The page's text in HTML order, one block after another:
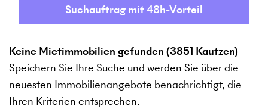
Suchauftrag mit 48h-Vorteil
Keine Mietimmobilien gefunden (3851 Kautzen)
Speichern Sie Ihre Suche und werden Sie über die
neuesten Immobilienangebote benachrichtigt, die
Ihren Kriterien entsprechen.